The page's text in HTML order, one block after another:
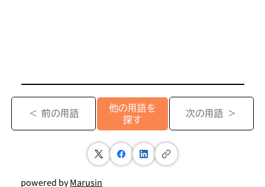
＜ 前の用語
他の用語を
探す
次の用語 ＞
powered byMarusin